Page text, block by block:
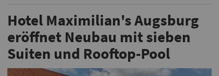
Hotel Maximilian's Augsburg
eröffnet Neubau mit sieben
Suiten und Rooftop-Pool